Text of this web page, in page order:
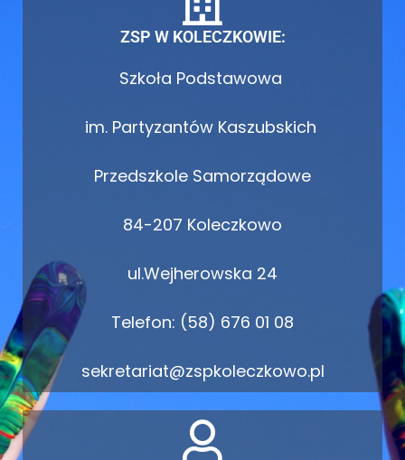
ZSP W KOLECZKOWIE:
Szkoła Podstawowa
im. Partyzantów Kaszubskich
Przedszkole Samorządowe
84-207 Koleczkowo
ul.Wejherowska 24
Telefon: (58) 676 01 08
sekretariat@zspkoleczkowo.pl